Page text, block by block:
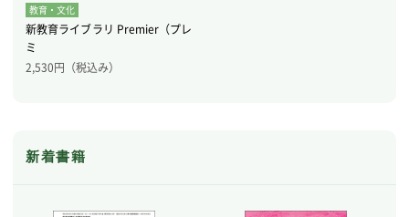
教育・文化
新教育ライブラリ Premier（プレ
ミ
2,530円（税込み）
新着書籍